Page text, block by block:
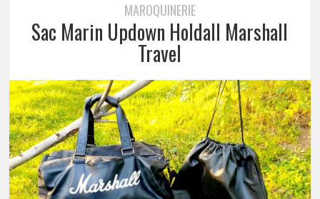
MAROQUINERIE
Sac Marin Updown Holdall Marshall
Travel